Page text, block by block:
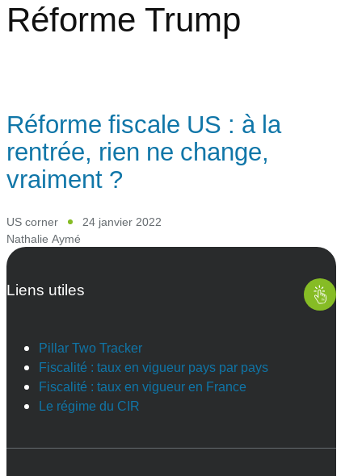
Réforme Trump
Réforme fiscale US : à la
rentrée, rien ne change,
vraiment ?
US corner
24 janvier 2022
Nathalie Aymé
Liens utiles
Pillar Two Tracker
Fiscalité : taux en vigueur pays par pays
Fiscalité : taux en vigueur en France
Le régime du CIR